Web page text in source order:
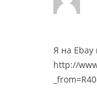
Я на
http://